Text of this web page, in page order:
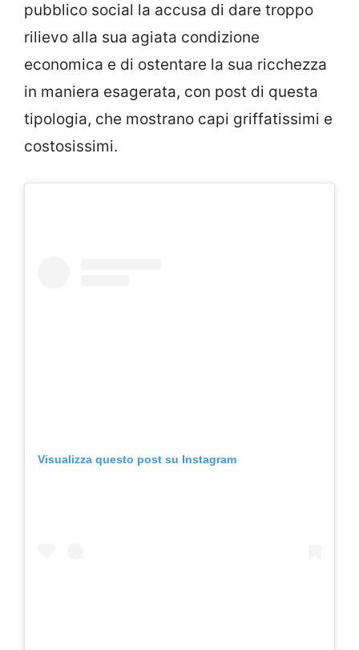
pubblico social la accusa di dare troppo
rilievo alla sua agiata condizione
economica e di ostentare la sua ricchezza
in maniera esagerata, con post di questa
tipologia, che mostrano capi griffatissimi e
costosissimi.
Visualizza questo post su Instagram